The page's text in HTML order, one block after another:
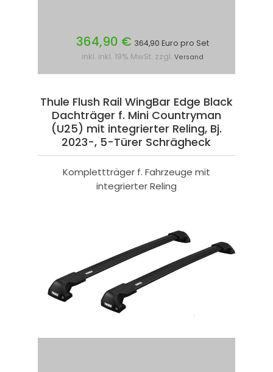
364,90 € 364,90 Euro pro Set
inkl. inkl. 19% MwSt. zzgl. Versand
Thule Flush Rail WingBar Edge Black
Dachträger f. Mini Countryman
(U25) mit integrierter Reling, Bj.
2023-, 5-Türer Schrägheck
Komplettträger f. Fahrzeuge mit
integrierter Reling